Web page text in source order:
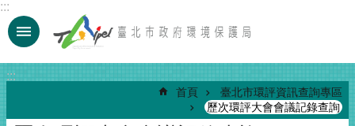
跳到主要內容區塊
:::
:::
首頁
臺北市環評資訊查詢專區
歷次環評大會會議記錄查詢